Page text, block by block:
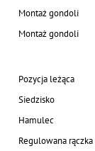
Montaż gondoli
Montaż gondoli
Pozycja leżąca
Siedzisko
Hamulec
Regulowana rączka